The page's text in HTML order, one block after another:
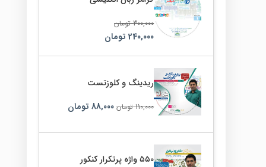
300,000 تومان
240,000 تومان
ریدینگ و کلوزتست
110,000 تومان 88,000 تومان
۵۵۰ واژه پرتکرار کنکور